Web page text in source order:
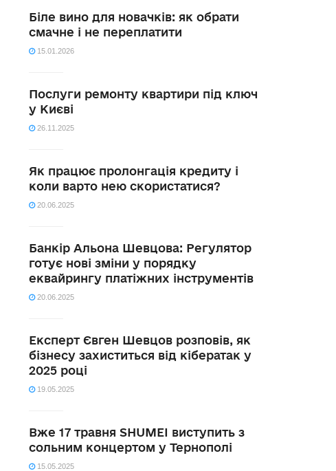
Біле вино для новачків: як обрати
смачне і не переплатити
15.01.2026
Послуги ремонту квартири під ключ
у Києві
26.11.2025
Як працює пролонгація кредиту і
коли варто нею скористатися?
20.06.2025
Банкір Альона Шевцова: Регулятор
готує нові зміни у порядку
еквайрингу платіжних інструментів
20.06.2025
Експерт Євген Шевцов розповів, як
бізнесу захиститься від кібератак у
2025 році
19.05.2025
Вже 17 травня SHUMEI виступить з
сольним концертом у Тернополі
15.05.2025